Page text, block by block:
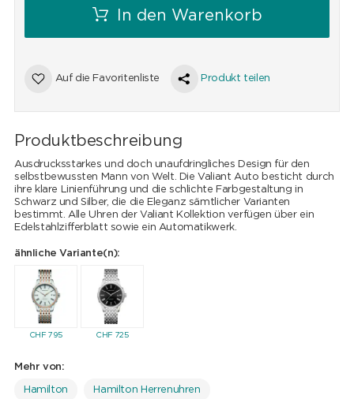
In den Warenkorb
Auf die Favoritenliste Produkt teilen
Produktbeschreibung
Ausdrucksstarkes und doch unaufdringliches Design für den
selbstbewussten Mann von Welt. Die Valiant Auto besticht durch
ihre klare Linienführung und die schlichte Farbgestaltung in
Schwarz und Silber, die die Eleganz sämtlicher Varianten
bestimmt. Alle Uhren der Valiant Kollektion verfügen über ein
Edelstahlzifferblatt sowie ein Automatikwerk.
ähnliche Variante(n):
CHF795 CHF 725
Mehr von:
Hamilton Hamilton Herrenuhren